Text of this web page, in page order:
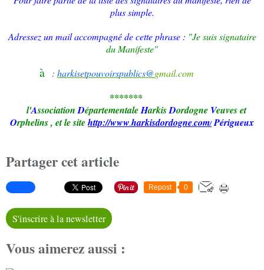
plus simple.
Adressez un mail accompagné de cette phrase : "Je suis signataire
du Manifeste"
à : harkisetpouvoirspublics@gmail.com
*******
l'Association DépartementaleHarkisDordogne Veuves et
Orphelins, et le sitehttp://www.harkisdordogne.com/ Périgueux
Partager cet article
Repost 0
S'inscrire à la newsletter
Vous aimerez aussi :